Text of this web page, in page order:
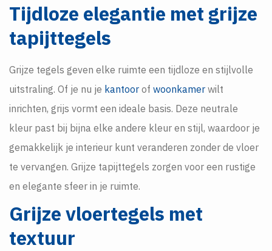
Tijdloze elegantie met grijze
tapijttegels
Grijze tegels geven elke ruimte een tijdloze en stijlvolle
uitstraling. Of je nu je kantoor of woonkamer wilt
inrichten, grijs vormt een ideale basis. Deze neutrale
kleur past bij bijna elke andere kleur en stijl, waardoor je
gemakkelijk je interieur kunt veranderen zonder de vloer
te vervangen. Grijze tapijttegels zorgen voor een rustige
en elegante sfeer in je ruimte.
Grijze vloertegels met
textuur